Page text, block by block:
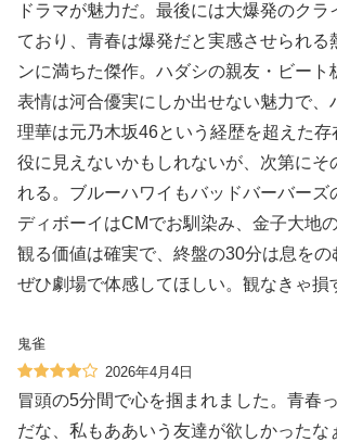
ドラマが魅力だ。最後には大爆発のクラ
ており、青春は爆発だと実感させられる
ンに満ちた傑作。ハダシの親友・ビート
表情は河合優実にしか出せない魅力で、
理華は元乃木坂46という経歴を超えた存
役に見えないかもしれないが、次第にそ
れる。ブルーハワイもバッドバーバーズ
ディボーイはCMでお馴染み、金子大地
観る価値は確実で、終盤の30分は息をの
ぜひ劇場で体感してほしい。観なきゃ損
鬼雀
2026年4月4日
冒頭の5分間で心を掴まれました。青春
だな、私もああいう友達が欲しかったな